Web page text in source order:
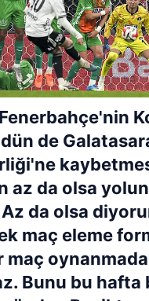
de
az da olsa
da olsa
maç eleme
maç
Bunu bu hafta